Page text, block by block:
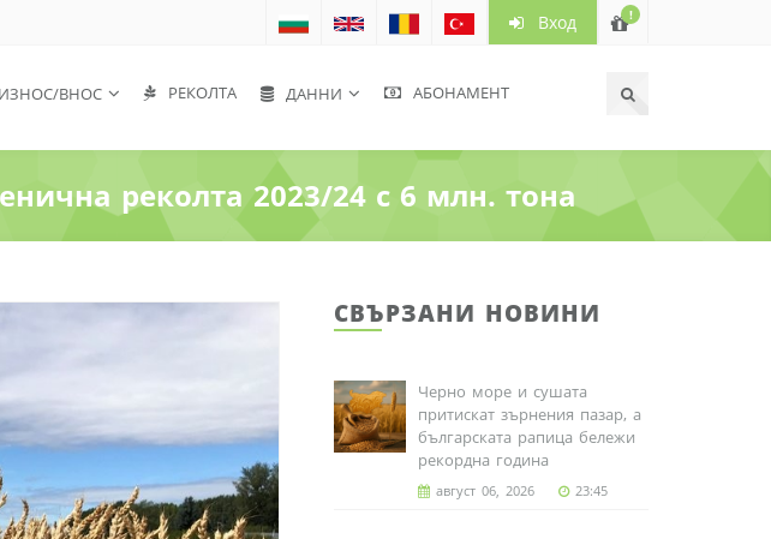
Вход !
ВНОС РЕКОЛТА ДАННИ АБОНАМЕНТ
реколта 2023/24 с 6 млн. тона
СВЪРЗАНИ НОВИНИ
Черно море и сушата
притискат зърнения пазар, а
българската рапица бележи
рекордна година
август 06, 2026 23:45